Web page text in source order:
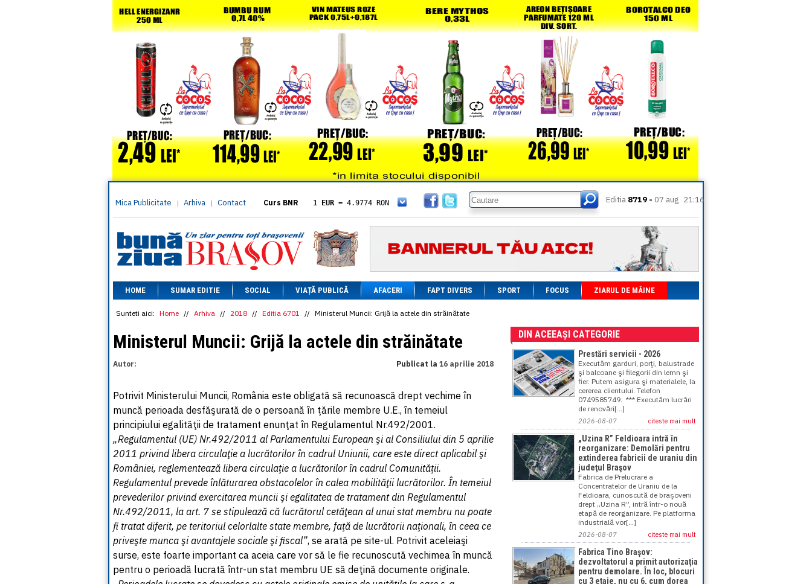
Mica Publicitate | Arhiva | Contact Curs BNR 1 EUR = 4.9774 RON
= 5.8304 RON
1 XAU= 464.4611 RON
1 AED= 1.1933 RON
1 AUD= 2.7957 RON
1 BGN= 2.5449 RON
1 CAD= 3.1559 RON
1 CHF= 5.2813 RON
1 CNY= 0.6015 RON
= 0.6668 RON
1 EGP= 0.0860 RON
1 MDL= 0.2538 RON
1 MXN = 0.2227 RON
1 NOK = 0.4191 RON
1 NZD
1 PLN= 1.1646 RON
1 RSD= 0.0425 RON
1 RUB = 0.0530 RON
1 SEK
1 TRY= 0.1141 RON
1 UAH = 0.1048 RON
1 XDR
= 5.9383 RON
= 0.2318 RON
Editia 8719 - 07 aug 21:16
HOME SUMAR EDITIE SOCIAL VIAȚĂ PUBLICĂ AFACERI FAPT DIVERS SPORT FOCUS ZIARUL DE MÂINE
Sunteti aici: Home // Arhiva // 2018 // Editia 6701 // Ministerul Muncii: Grijă la actele din străinătate
Ministerul Muncii: Grijă la actele din străinătate
Autor: Publicat la 16 aprilie 2018
Potrivit Ministerului Muncii, România este obligată să recunoască drept vechime în
muncă perioada desfăşurată de o persoană în ţările membre U.E., în temeiul
principiului egalităţii de tratament enunţat în Regulamentul Nr.492/2001.
„Regulamentul (UE) Nr.492/2011 al Parlamentului European şi al Consiliului din 5 aprilie
2011 privind libera circulaţie a lucrătorilor în cadrul Uniunii, care este direct aplicabil şi
României, reglementează libera circulaţie a lucrătorilor în cadrul Comunităţii.
Regulamentul prevede înlăturarea obstacolelor în calea mobilităţii lucrătorilor. În temeiul
prevederilor privind exercitarea muncii şi egalitatea de tratament din Regulamentul
Nr.492/2011, la art. 7 se stipulează că lucrătorul cetăţean al unui stat membru nu poate
fi tratat diferit, pe teritoriul celorlalte state membre, faţă de lucrătorii naţionali, în ceea ce
priveşte munca şi avantajele sociale şi fiscal”, se arată pe site-ul. Potrivit aceleiaşi
surse, este foarte important ca aceia care vor să le fie recunoscută vechimea în muncă
pentru o perioadă lucrată într-un stat membru UE să deţină documente originale.
DIN ACEEAȘI CATEGORIE
Prestări servicii - 2026
Executăm garduri, porţi, balustrade
şi balcoane şi filegorii din lemn şi
fier. Putem asigura şi materialele, la
cererea clientului. Telefon
0749585749. *** Executăm lucrări
de renovări[...]
2026-08-07 citeste mai mult
„Uzina R” Feldioara intră în
reorganizare: Demolări pentru
extinderea fabricii de uraniu din
judeţul Braşov
Fabrica de Prelucrare a
Concentratelor de Uraniu de la
Feldioara, cunoscută de braşoveni
drept „Uzina R”, intră într-o nouă
etapă de reorganizare. Pe platforma
industrială vor[...]
2026-08-07 citeste mai mult
Fabrica Tino Braşov:
dezvoltatorul a primit autorizaţia
pentru demolare. În loc, blocuri
cu 3 etaje, nu cu 6, cum dorea